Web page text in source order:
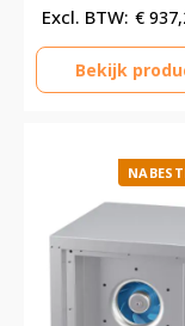
€
Bekijk